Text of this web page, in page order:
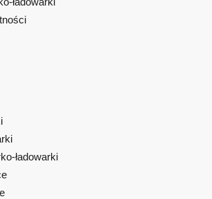
ładowarki